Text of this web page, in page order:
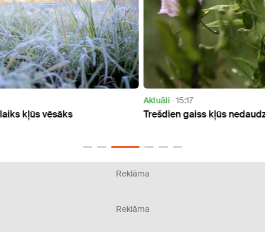
Trešdien gaiss kļūs nedaudz karstāks
Reklāma
Reklāma